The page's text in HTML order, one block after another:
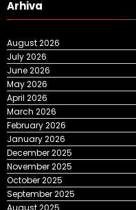
Arhiva
August 2026
July 2026
June 2026
May 2026
April 2026
March 2026
February 2026
January 2026
December 2025
November 2025
October 2025
September 2025
August 2025